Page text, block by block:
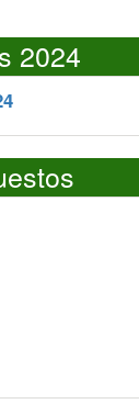
2024